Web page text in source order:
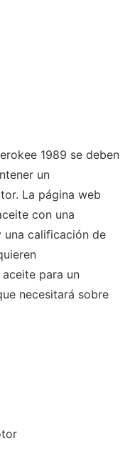
1989 se deben
un
La página web
con una
calificación de
para un
necesitará sobre